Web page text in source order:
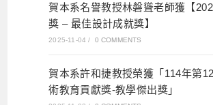
賀本系名譽教授林磐聳老師獲【
獎 – 最佳設計成就獎】
2025-11-04 / 0 COMMENTS
賀本系許和捷教授榮獲「114年第
術教育貢獻獎-教學傑出獎」